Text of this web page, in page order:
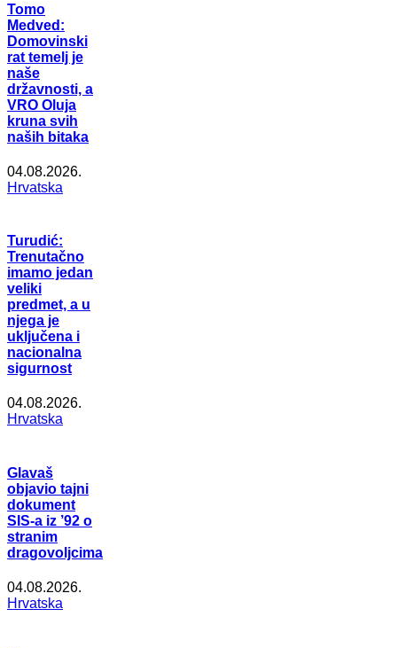
Tomo
Medved:
Domovinski
rat temelj je
naše
državnosti, a
VRO Oluja
kruna svih
naših bitaka
04.08.2026.
Hrvatska
Turudić:
Trenutačno
imamo jedan
veliki
predmet, a u
njega je
uključena i
nacionalna
sigurnost
04.08.2026.
Hrvatska
Glavaš
objavio tajni
dokument
SIS-a iz ’92 o
stranim
dragovoljcima
04.08.2026.
Hrvatska